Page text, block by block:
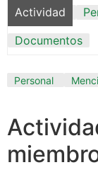
Actividad
Documentos
Personal